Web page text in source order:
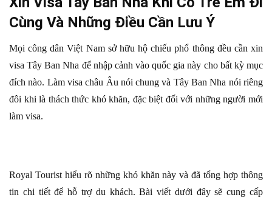
Cùng Và Những Điều Cần Lưu Ý
Mọi công dân Việt Nam sở hữu hộ chiếu phổ thông đều cần xin
visa Tây Ban Nha để nhập cảnh vào quốc gia này cho bất kỳ mục
đích nào. Làm visa châu Âu nói chung và Tây Ban Nha nói riêng
đôi khi là thách thức khó khăn, đặc biệt đối với những người mới
làm visa.
Royal Tourist hiểu rõ những khó khăn này và đã tổng hợp thông
tin chi tiết để hỗ trợ du khách. Bài viết dưới đây sẽ cung cấp